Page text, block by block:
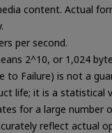
content. Actual
per second.
2^10, or 1,024
to Failure) is not a
life; it is a statistical
for a large number
reflect actual